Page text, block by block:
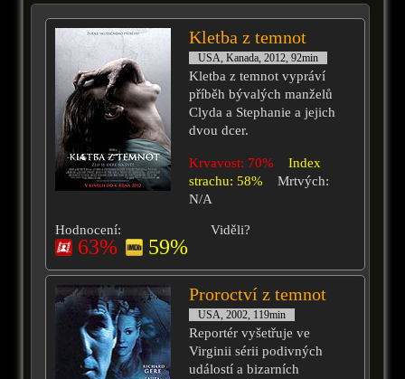
Kletba z temnot
USA, Kanada, 2012, 92min
Kletba z temnot vypráví
příběh bývalých manželů
Clyda a Stephanie a jejich
dvou dcer.
Krvavost: 70%
Index
strachu: 58%
Mrtvých:
N/A
Hodnocení:
63% 59%
Viděli?
Proroctví z temnot
USA, 2002, 119min
Reportér vyšetřuje ve
Virginii sérii podivných
událostí a bizarních